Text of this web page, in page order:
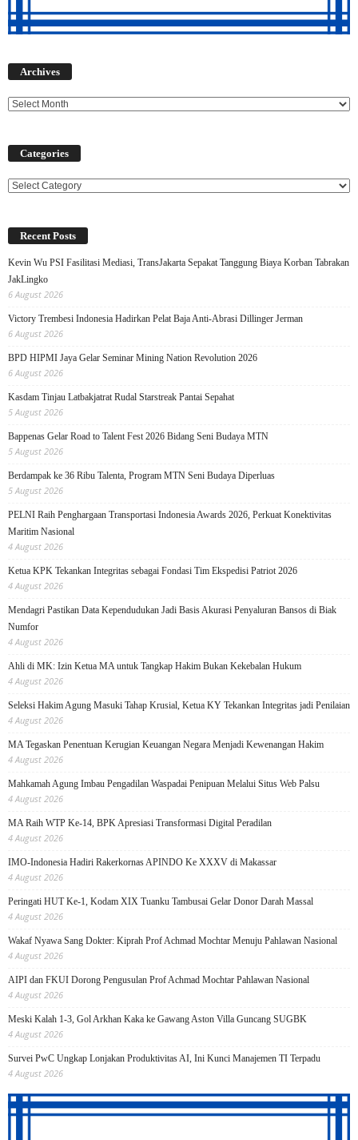
Archives
Categories
Categories
Recent Posts
Kevin Wu PSI Fasilitasi Mediasi, TransJakarta Sepakat Tanggung Biaya Korban Tabrakan
JakLingko
6 August 2026
Victory Trembesi Indonesia Hadirkan Pelat Baja Anti-Abrasi Dillinger Jerman
6 August 2026
BPD HIPMI Jaya Gelar Seminar Mining Nation Revolution 2026
6 August 2026
Kasdam Tinjau Latbakjatrat Rudal Starstreak Pantai Sepahat
5 August 2026
Bappenas Gelar Road to Talent Fest 2026 Bidang Seni Budaya MTN
5 August 2026
Berdampak ke 36 Ribu Talenta, Program MTN Seni Budaya Diperluas
5 August 2026
PELNI Raih Penghargaan Transportasi Indonesia Awards 2026, Perkuat Konektivitas
Maritim Nasional
4 August 2026
Ketua KPK Tekankan Integritas sebagai Fondasi Tim Ekspedisi Patriot 2026
4 August 2026
Mendagri Pastikan Data Kependudukan Jadi Basis Akurasi Penyaluran Bansos di Biak
Numfor
4 August 2026
Ahli di MK: Izin Ketua MA untuk Tangkap Hakim Bukan Kekebalan Hukum
4 August 2026
Seleksi Hakim Agung Masuki Tahap Krusial, Ketua KY Tekankan Integritas jadi Penilaian
4 August 2026
MA Tegaskan Penentuan Kerugian Keuangan Negara Menjadi Kewenangan Hakim
4 August 2026
Mahkamah Agung Imbau Pengadilan Waspadai Penipuan Melalui Situs Web Palsu
4 August 2026
MA Raih WTP Ke-14, BPK Apresiasi Transformasi Digital Peradilan
4 August 2026
IMO-Indonesia Hadiri Rakerkornas APINDO Ke XXXV di Makassar
4 August 2026
Peringati HUT Ke-1, Kodam XIX Tuanku Tambusai Gelar Donor Darah Massal
4 August 2026
Wakaf Nyawa Sang Dokter: Kiprah Prof Achmad Mochtar Menuju Pahlawan Nasional
4 August 2026
AIPI dan FKUI Dorong Pengusulan Prof Achmad Mochtar Pahlawan Nasional
4 August 2026
Meski Kalah 1-3, Gol Arkhan Kaka ke Gawang Aston Villa Guncang SUGBK
4 August 2026
Survei PwC Ungkap Lonjakan Produktivitas AI, Ini Kunci Manajemen TI Terpadu
4 August 2026